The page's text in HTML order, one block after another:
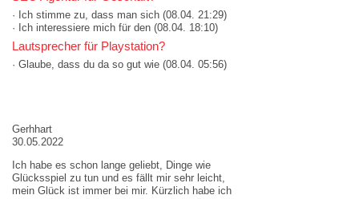
· Ich stimme zu, dass man sich (08.04. 21:29)
· Ich interessiere mich für den (08.04. 18:10)
Lautsprecher für Playstation?
· Glaube, dass du da so gut wie (08.04. 05:56)
Gerhhart
30.05.2022
Ich habe es schon lange geliebt, Dinge wie
Glücksspiel zu tun und es fällt mir sehr leicht,
mein Glück ist immer bei mir. Kürzlich habe ich